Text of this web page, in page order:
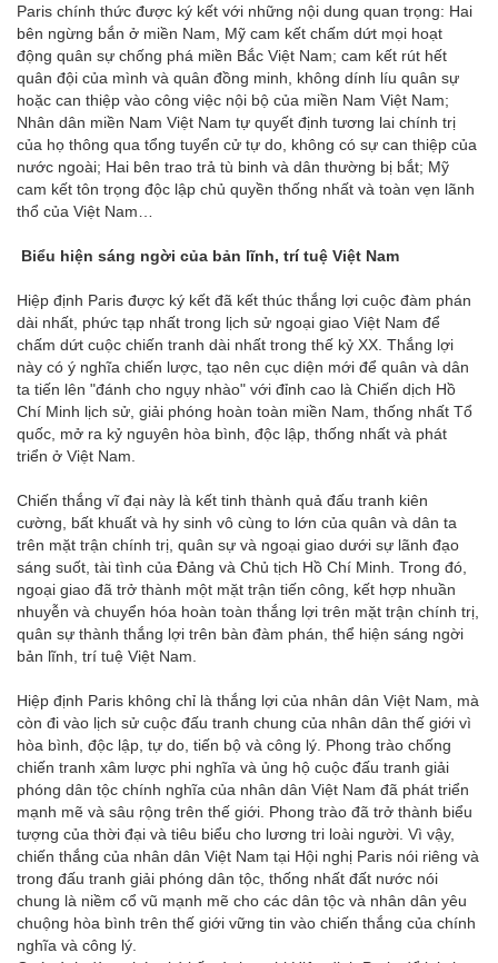
Paris chính thức được ký kết với những nội dung quan trọng: Hai
bên ngừng bắn ở miền Nam, Mỹ cam kết chấm dứt mọi hoạt
động quân sự chống phá miền Bắc Việt Nam; cam kết rút hết
quân đội của mình và quân đồng minh, không dính líu quân sự
hoặc can thiệp vào công việc nội bộ của miền Nam Việt Nam;
Nhân dân miền Nam Việt Nam tự quyết định tương lai chính trị
của họ thông qua tổng tuyển cử tự do, không có sự can thiệp của
nước ngoài; Hai bên trao trả tù binh và dân thường bị bắt; Mỹ
cam kết tôn trọng độc lập chủ quyền thống nhất và toàn vẹn lãnh
thổ của Việt Nam…
Biểu hiện sáng ngời của bản lĩnh, trí tuệ Việt Nam
Hiệp định Paris được ký kết đã kết thúc thắng lợi cuộc đàm phán
dài nhất, phức tạp nhất trong lịch sử ngoại giao Việt Nam để
chấm dứt cuộc chiến tranh dài nhất trong thế kỷ XX. Thắng lợi
này có ý nghĩa chiến lược, tạo nên cục diện mới để quân và dân
ta tiến lên "đánh cho ngụy nhào" với đỉnh cao là Chiến dịch Hồ
Chí Minh lịch sử, giải phóng hoàn toàn miền Nam, thống nhất Tổ
quốc, mở ra kỷ nguyên hòa bình, độc lập, thống nhất và phát
triển ở Việt Nam.
Chiến thắng vĩ đại này là kết tinh thành quả đấu tranh kiên
cường, bất khuất và hy sinh vô cùng to lớn của quân và dân ta
trên mặt trận chính trị, quân sự và ngoại giao dưới sự lãnh đạo
sáng suốt, tài tình của Đảng và Chủ tịch Hồ Chí Minh. Trong đó,
ngoại giao đã trở thành một mặt trận tiến công, kết hợp nhuần
nhuyễn và chuyển hóa hoàn toàn thắng lợi trên mặt trận chính trị,
quân sự thành thắng lợi trên bàn đàm phán, thể hiện sáng ngời
bản lĩnh, trí tuệ Việt Nam.
Hiệp định Paris không chỉ là thắng lợi của nhân dân Việt Nam, mà
còn đi vào lịch sử cuộc đấu tranh chung của nhân dân thế giới vì
hòa bình, độc lập, tự do, tiến bộ và công lý. Phong trào chống
chiến tranh xâm lược phi nghĩa và ủng hộ cuộc đấu tranh giải
phóng dân tộc chính nghĩa của nhân dân Việt Nam đã phát triển
mạnh mẽ và sâu rộng trên thế giới. Phong trào đã trở thành biểu
tượng của thời đại và tiêu biểu cho lương tri loài người. Vì vậy,
chiến thắng của nhân dân Việt Nam tại Hội nghị Paris nói riêng và
trong đấu tranh giải phóng dân tộc, thống nhất đất nước nói
chung là niềm cổ vũ mạnh mẽ cho các dân tộc và nhân dân yêu
chuộng hòa bình trên thế giới vững tin vào chiến thắng của chính
nghĩa và công lý.